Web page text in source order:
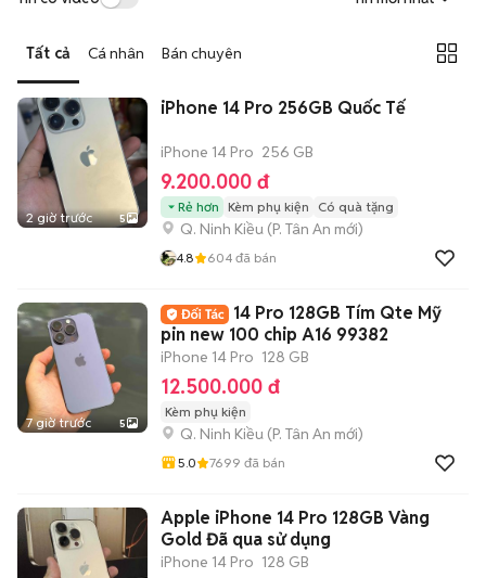
tình trạng máy trước khi mua.
Mua bán nhanh chóng: Giao dịch trực tiếp, ít thủ tục, chốt nhanh khi hai
bên đồng ý.
Tất cả Cá nhân Bán chuyên
2 giờ trước 5
iPhone 14 Pro 256GB Quốc Tế
iPhone 14 Pro 256 GB
9.200.000 đ
Rẻ hơn Kèm phụ kiện Có quà tặng
Q. Ninh Kiều (P. Tân An mới)
4.8 604 đã bán
7 giờ trước 5
14 Pro 128GB Tím Qte Mỹ
pin new 100 chip A16 99382
iPhone 14 Pro 128 GB
12.500.000 đ
Kèm phụ kiện
Q. Ninh Kiều (P. Tân An mới)
5.0 7699 đã bán
Apple iPhone 14 Pro 128GB Vàng
Gold Đã qua sử dụng
iPhone 14 Pro 128 GB